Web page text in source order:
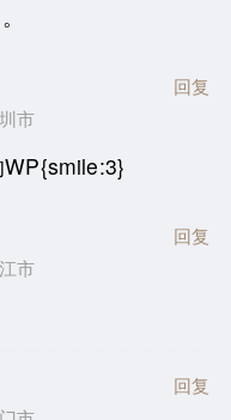
市
回复
市
回复
回复